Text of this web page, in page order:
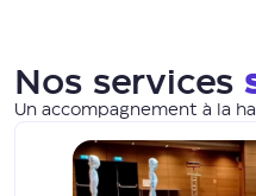
Nos services
Un accompagnement à la